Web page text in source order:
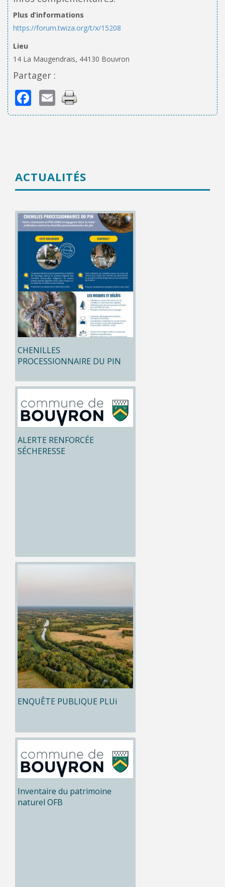
Plus d’informations
https://forum.twiza.org/t/x/15208
Lieu
14 La Maugendrais, 44130 Bouvron
Partager :
Facebook
Email
ACTUALITÉS
CHENILLES
PROCESSIONNAIRE DU PIN
ALERTE RENFORCÉE
SÉCHERESSE
ENQUÊTE PUBLIQUE PLUi
Inventaire du patrimoine
naturel OFB